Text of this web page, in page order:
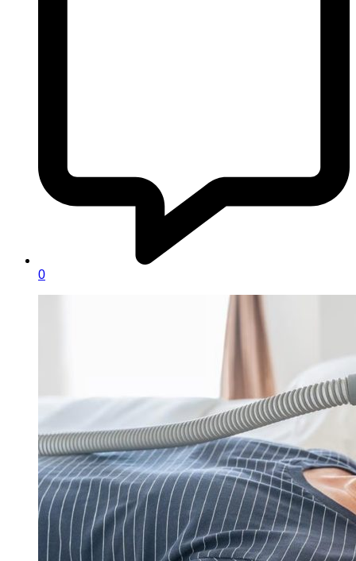
0